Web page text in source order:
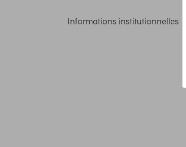
Informations institutionnelles